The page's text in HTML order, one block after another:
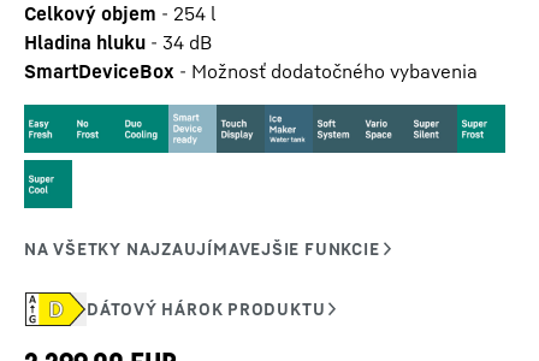
Celkový objem - 254 l
Hladina hluku - 34 dB
SmartDeviceBox - Možnosť dodatočného vybavenia